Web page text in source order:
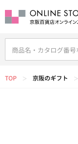
TOP ＞ 京阪のギフト ＞